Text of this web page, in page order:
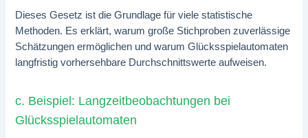
Dieses Gesetz ist die Grundlage für viele statistische
Methoden. Es erklärt, warum große Stichproben zuverlässige
Schätzungen ermöglichen und warum Glücksspielautomaten
langfristig vorhersehbare Durchschnittswerte aufweisen.
c. Beispiel: Langzeitbeobachtungen bei
Glücksspielautomaten